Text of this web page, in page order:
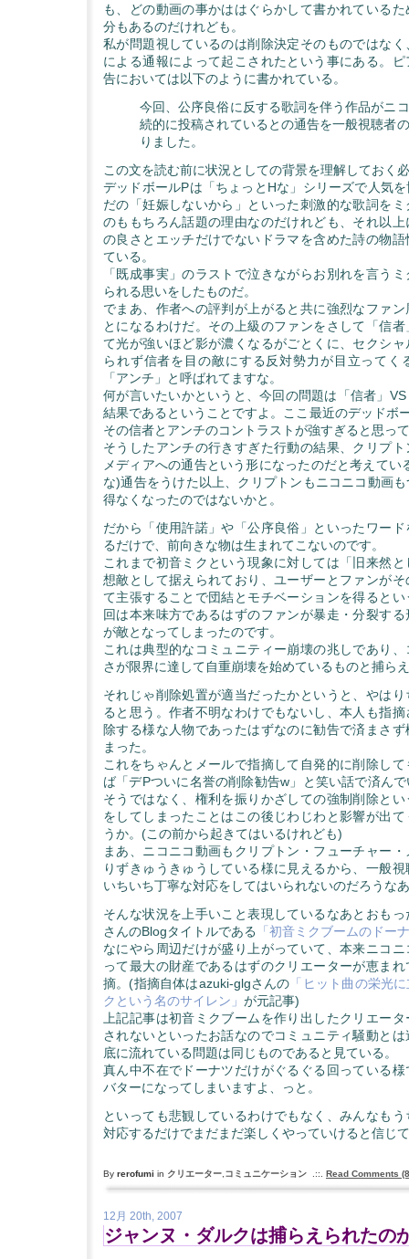
も、どの動画の事かははぐらかして書かれている
分もあるのだけれども。
私が問題視しているのは削除決定そのものではな
による通報によって起こされたという事にある。
告においては以下のように書かれている。
今回、公序良俗に反する歌詞を伴う作品がニ
続的に投稿されているとの通告を一般視聴者
りました。
この文を読む前に状況としての背景を理解しておく
デッドボールPは「ちょっとHな」シリーズで人気
だの「妊娠しないから」といった刺激的な歌詞を
のももちろん話題の理由なのだけれども、それ以
の良さとエッチだけでないドラマを含めた詩の物
ている。
「既成事実」のラストで泣きながらお別れを言う
られる思いをしたものだ。
でまあ、作者への評判が上がると共に強烈なファ
とになるわけだ。その上級のファンをさして「信
て光が強いほど影が濃くなるがごとくに、セクシ
られず信者を目の敵にする反対勢力が目立ってく
「アンチ」と呼ばれてますな。
何が言いたいかというと、今回の問題は「信者」
結果であるということですよ。ここ最近のデッドボ
その信者とアンチのコントラストが強すぎると思っ
そうしたアンチの行きすぎた行動の結果、クリプ
メディアへの通告という形になったのだと考えてい
な)通告をうけた以上、クリプトンもニコニコ動画
得なくなったのではないかと。
だから「使用許諾」や「公序良俗」といったワー
るだけで、前向きな物は生まれてこないのです。
これまで初音ミクという現象に対しては「旧来然
想敵として据えられており、ユーザーとファンが
て主張することで団結とモチベーションを得ると
回は本来味方であるはずのファンが暴走・分裂す
が敵となってしまったのです。
これは典型的なコミュニティー崩壊の兆しであり
さが限界に達して自重崩壊を始めているものと捕ら
それじゃ削除処置が適当だったかというと、やは
ると思う。作者不明なわけでもないし、本人も指
除する様な人物であったはずなのに勧告で済まさ
まった。
これをちゃんとメールで指摘して自発的に削除し
ば「デPついに名誉の削除勧告w」と笑い話で済ん
そうではなく、権利を振りかざしての強制削除と
をしてしまったことはこの後じわじわと影響が出
うか。(この前から起きてはいるけれども)
まあ、ニコニコ動画もクリプトン・フューチャー
りずきゅうきゅうしている様に見えるから、一般
いちいち丁寧な対応をしてはいられないのだろうな
そんな状況を上手いこと表現しているなあとおも
さんのBlogタイトルである
「初音ミクブームのドー
なにやら周辺だけが盛り上がっていて、本来ニコ
って最大の財産であるはずのクリエーターが恵ま
摘。(指摘自体はazuki-glgさんの 「ヒット曲の栄光
クという名のサイレン」 が元記事)
上記記事は初音ミクブームを作り出したクリエー
されないといったお話なのでコミュニティ騒動と
底に流れている問題は同じものであると見ている。
真ん中不在でドーナツだけがぐるぐる回っている
バターになってしまいますよ、っと。
といっても悲観しているわけでもなく、みんなも
対応するだけでまだまだ楽しくやっていけると信じ
By rerofumi in クリエーター コミュニケーション .::. Read Comments
12月 20th, 2007
ジャンヌ・ダルクは捕らえられたの